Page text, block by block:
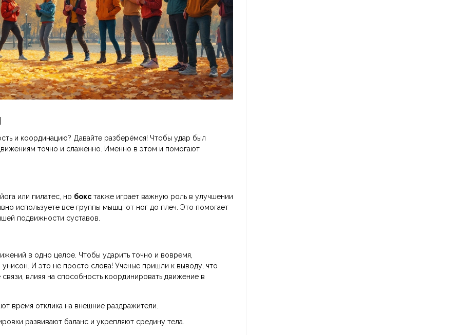
и координацию? Давайте разберёмся! Чтобы удар был
точно и слаженно. Именно в этом и помогают
или пилатес, но бокс также играет важную роль в улучшении
используете все группы мышц: от ног до плеч. Это помогает
подвижности суставов.
в одно целое. Чтобы ударить точно и вовремя,
И это не просто слова! Учёные пришли к выводу, что
влияя на способность координировать движение в
время отклика на внешние раздражители.
развивают баланс и укрепляют средину тела.